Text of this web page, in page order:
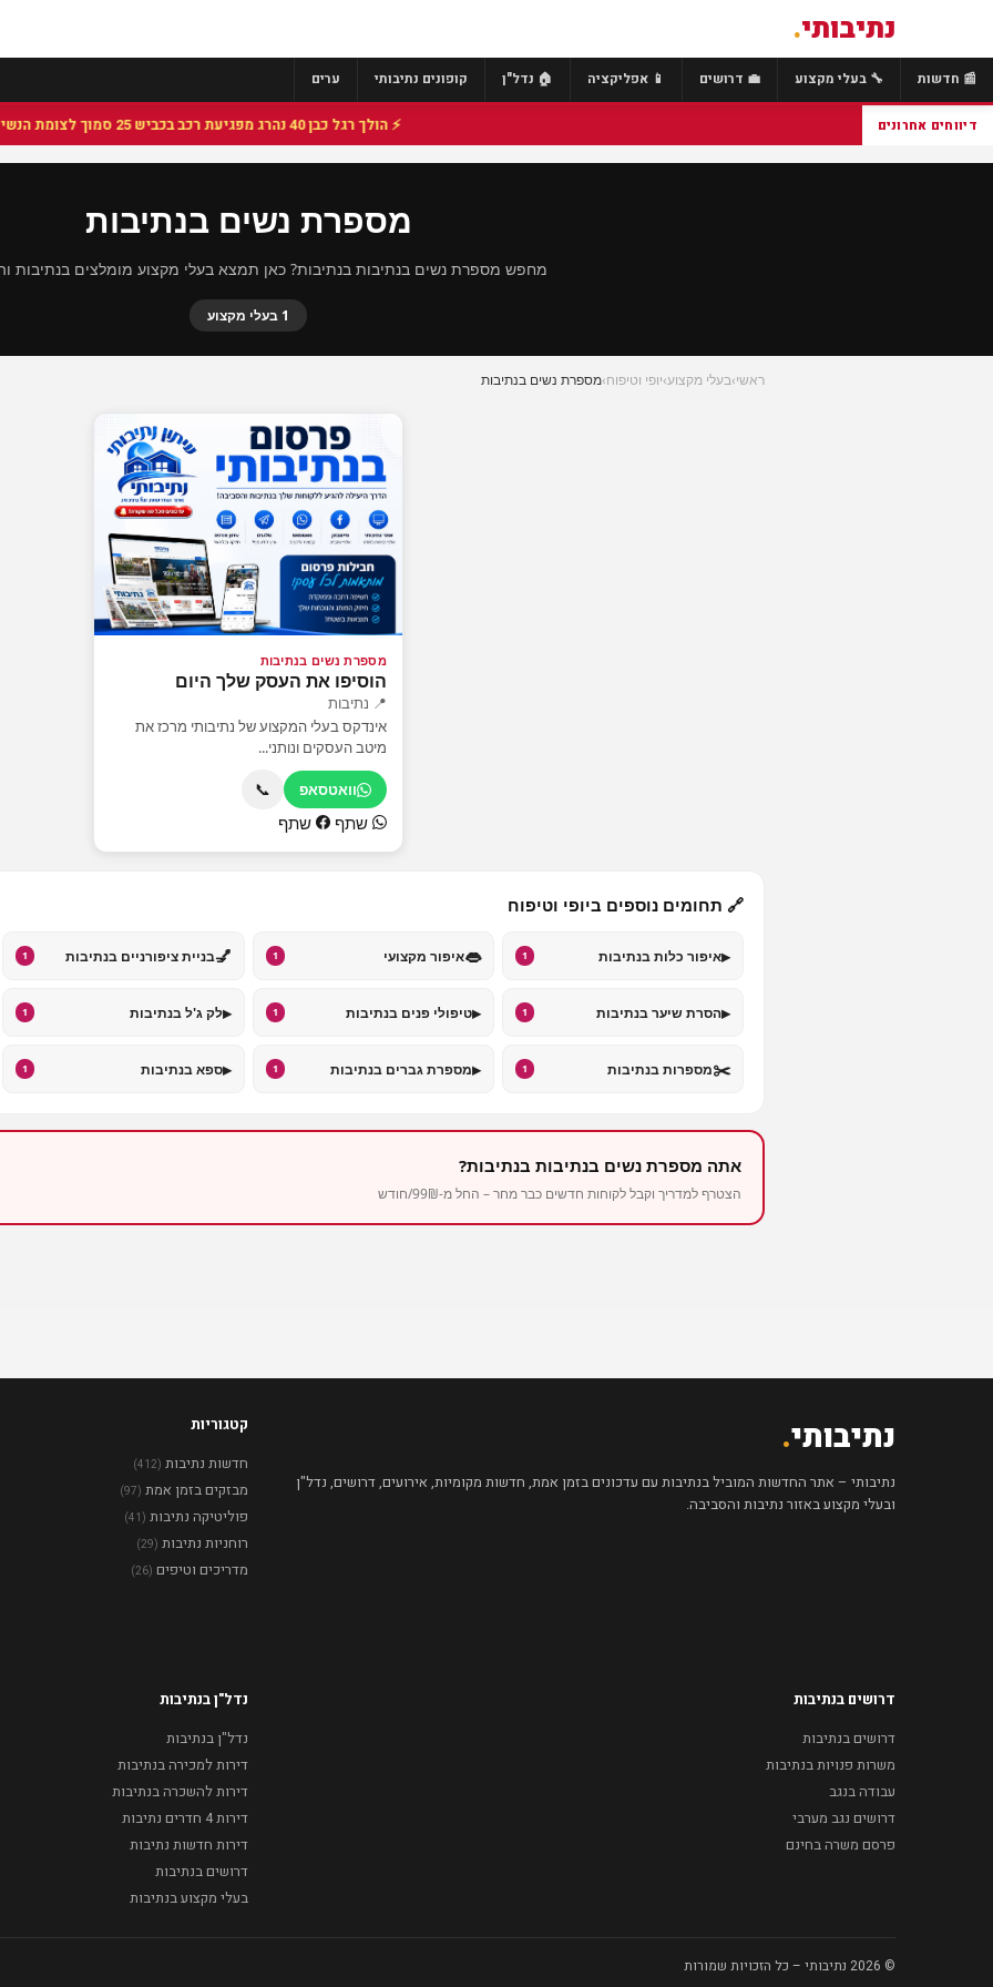
נתיבותי.
📰 חדשות 🔧 בעלי מקצוע 💼 דרושים 📱 אפליקציה 🏠 נדל"ן קופונים נתיבותי ערים
דיווחים אחרונים ⚡ הולך רגל כבן 40 נהרג מפגיעת רכב בכביש 25 סמוך לצומת הנשיא, מתנדבי זק"א פועלו בזירה
מספרת נשים בנתיבות
מחפש מספרת נשים בנתיבות בנתיבות? כאן תמצא בעלי מקצוע מומלצים בנתיבות
1 בעלי מקצוע
ראשי›בעלי מקצוע›יופי וטיפוח›מספרת נשים בנתיבות
מספרת נשים בנתיבות
הוסיפו את העסק שלך היום
📍 נתיבות
אינדקס בעלי המקצוע של נתיבותי מרכז את
מיטב העסקים ונותני...
וואטסאפ 📞
שתף שתף
🔗 תחומים נוספים ביופי וטיפוח
▸איפור כלות בנתיבות 1
👄איפור מקצועי 1
💅בניית ציפורניים בנתיבות 1
▸הסרת שיער בנתיבות 1
▸טיפולי פנים בנתיבות 1
▸לק ג'ל בנתיבות 1
✂️מספרות בנתיבות 1
▸מספרת גברים בנתיבות 1
▸ספא בנתיבות 1
אתה מספרת נשים בנתיבות בנתיבות?
הצטרף למדריך וקבל לקוחות חדשים כבר מחר – החל מ-99₪/חודש
נתיבותי.
נתיבותי – אתר החדשות המוביל בנתיבות עם עדכונים בזמן אמת, חדשות מקומיות, אירועים, דרושים, נדל"ן
ובעלי מקצוע באזור נתיבות והסביבה.
קטגוריות
חדשות נתיבות (412)
מבזקים בזמן אמת (97)
פוליטיקה נתיבות (41)
רוחניות נתיבות (29)
מדריכים וטיפים (26)
דרושים בנתיבות
דרושים בנתיבות
משרות פנויות בנתיבות
עבודה בנגב
דרושים נגב מערבי
פרסם משרה בחינם
נדל"ן בנתיבות
נדל"ן בנתיבות
דירות למכירה בנתיבות
דירות להשכרה בנתיבות
דירות 4 חדרים נתיבות
דירות חדשות נתיבות
דרושים בנתיבות
בעלי מקצוע בנתיבות
© 2026 נתיבותי – כל הזכויות שמורות